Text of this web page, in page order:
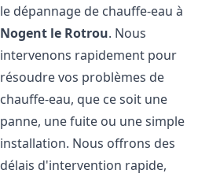
le dépannage de chauffe-eau à
Nogent le Rotrou. Nous
intervenons rapidement pour
résoudre vos problèmes de
chauffe-eau, que ce soit une
panne, une fuite ou une simple
installation. Nous offrons des
délais d'intervention rapide,